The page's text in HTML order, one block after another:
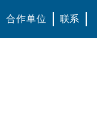
合作单位 联系